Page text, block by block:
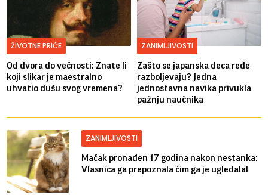
ŽIVOTNE PRIČE
Od dvora do večnosti: Znate li
koji slikar je maestralno
uhvatio dušu svog vremena?
ZANIMLJIVOSTI
Zašto se japanska deca ređe
razboljevaju? Jedna
jednostavna navika privukla
pažnju naučnika
ZANIMLJIVOSTI
Mačak pronađen 17 godina nakon nestanka:
Vlasnica ga prepoznala čim ga je ugledala!